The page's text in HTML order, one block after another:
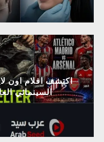
اكتشف افلام اون
السينمائي